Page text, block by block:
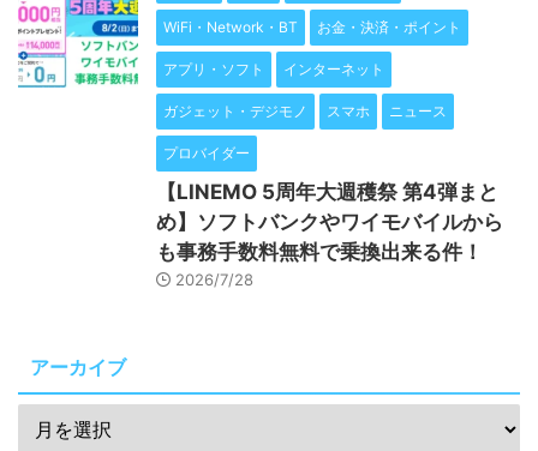
WiFi・Network・BT お金・決済・ポイント
アプリ・ソフト インターネット
ガジェット・デジモノ スマホ ニュース
プロバイダー
【LINEMO 5周年大週穫祭 第4弾まと
め】ソフトバンクやワイモバイルから
も事務手数料無料で乗換出来る件！
2026/7/28
アーカイブ